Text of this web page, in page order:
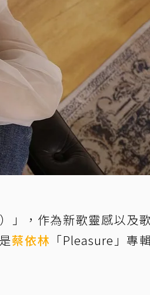
」，作為新歌靈感以及
蔡依林 「Pleasure」專